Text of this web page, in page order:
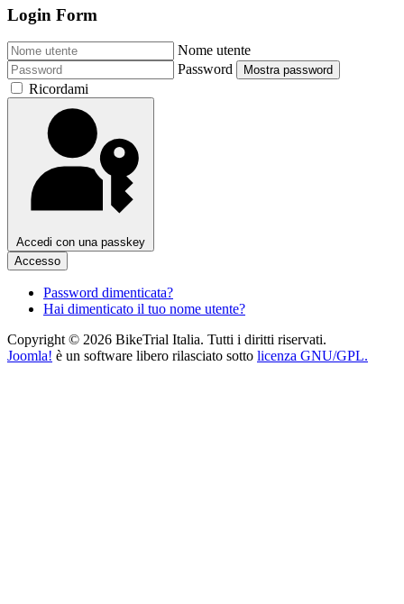
Login Form
Nome utente
Password
Mostra password
Ricordami
Accedi con una passkey
Accesso
Password dimenticata?
Hai dimenticato il tuo nome utente?
Copyright © 2026 BikeTrial Italia. Tutti i diritti riservati.
Joomla! è un software libero rilasciato sotto licenza GNU/GPL.